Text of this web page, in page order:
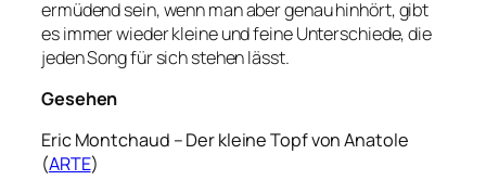
ermüdend sein, wenn man aber genau hinhört, gibt
es immer wieder kleine und feine Unterschiede, die
jeden Song für sich stehen lässt.
Gesehen
Eric Montchaud – Der kleine Topf von Anatole
(ARTE)